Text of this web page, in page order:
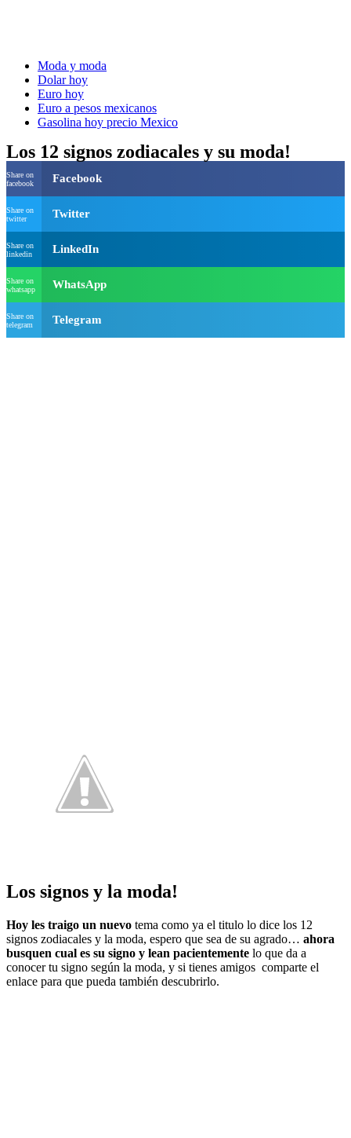
Moda y moda
Dolar hoy
Euro hoy
Euro a pesos mexicanos
Gasolina hoy precio Mexico
Los 12 signos zodiacales y su moda!
Share on
facebook
Facebook
Share on
twitter
Twitter
Share on
linkedin
LinkedIn
Share on
whatsapp
WhatsApp
Share on
telegram
Telegram
Los signos y la moda!
Hoy les traigo un nuevo tema como ya el titulo lo dice los 12
signos zodiacales y la moda, espero que sea de su agrado… ahora
busquen cual es su signo y lean pacientemente lo que da a
conocer tu signo según la moda, y si tienes amigos comparte el
enlace para que pueda también descubrirlo.